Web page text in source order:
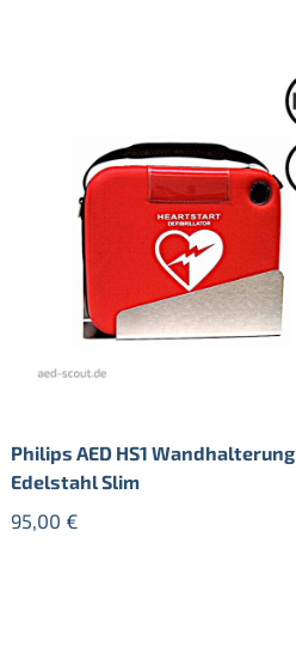
Philips AED HS1 Wandhalterung
Edelstahl Slim
95,00 €